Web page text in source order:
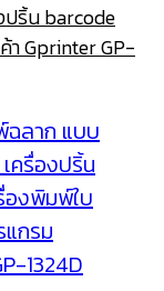
ปริ้น barcode
Gprinter GP-